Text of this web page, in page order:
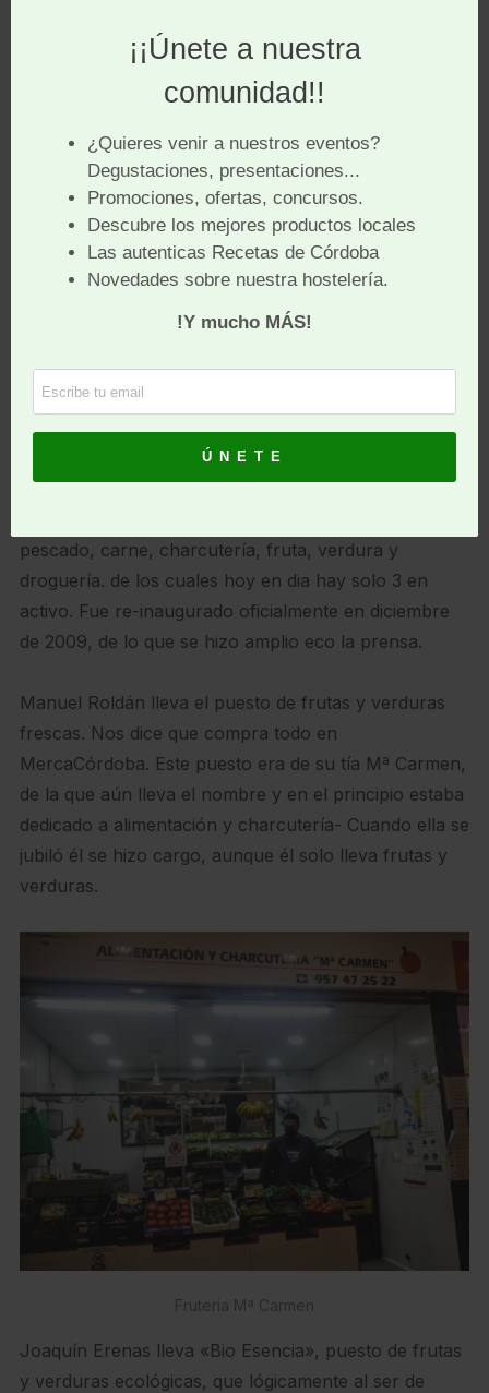
Después de someterse a una rehabilitación en la que
se invirtieron ocho meses y unos 250.000 euros, se
dotó el mercado con siete puestos de entre 13,65 y
pescado, carne, charcutería, fruta, verdura y
droguería. de los cuales hoy en dia hay solo 3 en
activo. Fue re-inaugurado oficialmente en diciembre
de 2009, de lo que se hizo amplio eco la prensa.
Manuel Roldán lleva el puesto de frutas y verduras
frescas. Nos dice que compra todo en
MercaCórdoba. Este puesto era de su tía Mª Carmen,
de la que aún lleva el nombre y en el principio estaba
dedicado a alimentación y charcutería- Cuando ella se
jubiló él se hizo cargo, aunque él solo lleva frutas y
verduras.
Fruteria Mª Carmen
Joaquín Erenas lleva «Bio Esencia», puesto de frutas
y verduras ecológicas, que lógicamente al ser de